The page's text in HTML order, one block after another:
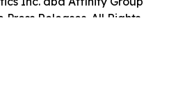
Releases. All Rights